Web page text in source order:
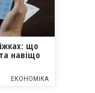
що
навіщо
ЕКОНОМІКА